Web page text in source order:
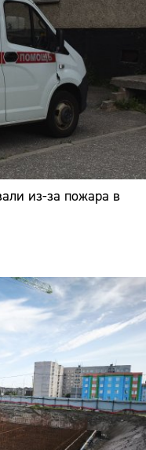
из-за пожара в